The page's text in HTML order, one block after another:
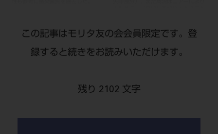
ク）にて補強・裏層した。
この記事はモリタ友の会会員限定です。登
録すると続きをお読みいただけます。
残り 2102 文字